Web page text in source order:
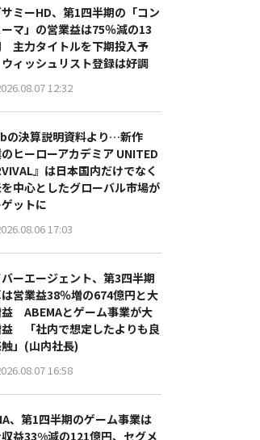
ミーHD、第1四半期の「コン
マ」の営業益は75％減の13
主力タイトルを下期投入予
ィッシュリスト登録は好調
12:32
の決算説明資料より…新作
のヒーローアカデミア UNITED
』は日本国内だけでなく
中心としたグローバル市場が
ットに
17:03
ーエージェント、第3四半期
営業益38％増の674億円と大
ABEMAとゲーム事業が大
「社内で想定したよりも良
触」(山内社長)
16:58
、第1四半期のゲーム事業は
益33%減の121億円、セグメ